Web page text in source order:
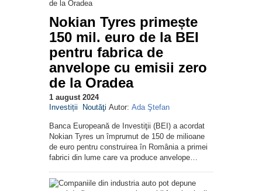
Nokian Tyres primește
150 mil. euro de la BEI
pentru fabrica de
anvelope cu emisii zero
de la Oradea
1 august 2024
Investiții
Noutăţi Autor: Ada Ştefan
Banca Europeană de Investiţii (BEI) a acordat
Nokian Tyres un împrumut de 150 de milioane
de euro pentru construirea în România a primei
fabrici din lume care va produce anvelope…